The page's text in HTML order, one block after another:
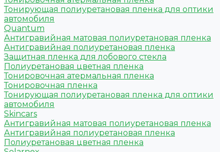
Тонирующая полиуретановая пленка для оптики
автомобиля
Quantum
Антигравийная матовая полиуретановая пленка
Антигравийная полиуретановая пленка
Защитная пленка для лобового стекла
Полиуретановая цветная пленка
Тонировочная атермальная пленка
Тонировочная пленка
Тонирующая полиуретановая пленка для оптики
автомобиля
Skincars
Антигравийная матовая полиуретановая пленка
Антигравийная полиуретановая пленка
Полиуретановая цветная пленка